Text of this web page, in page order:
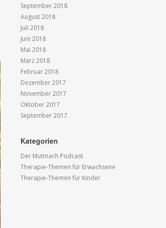
September 2018
August 2018
Juli 2018
Juni 2018
Mai 2018
März 2018
Februar 2018
Dezember 2017
November 2017
Oktober 2017
September 2017
Kategorien
Der Mutmach Podcast
Therapie-Themen für Erwachsene
Therapie-Themen für Kinder